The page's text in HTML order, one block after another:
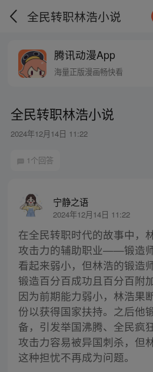
全民转职林浩小说
腾讯动漫App
海量正版漫画畅快看
全民转职林浩小说
2024年12月14日 11:22
1个回答
宁静之语
2024年12月14日 11:22
在全民转职时代的故事中，
攻击力的辅助职业——锻造
看起来弱小，但林浩的锻造
锻造百分百成功且百分百附
因为前期能力弱小，林浩果
份以获得国家扶持。之后他
备，引发举国沸腾、全民疯
攻击力容易被异国刺杀，但
这种担忧不再成为问题。